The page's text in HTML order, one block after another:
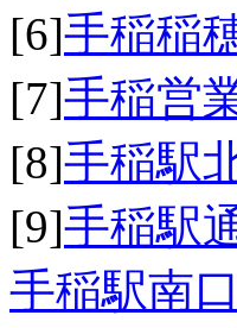
[6]手稲稲
[7]手稲営
[8]手稲駅
[9]手稲駅
手稲駅南口